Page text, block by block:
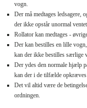
vogn.
Der må medtages ledsagere,
der ikke opstår unormal
Rollator kan medtages -
Der kan bestilles en lille
kan der ikke bestilles særlige
Der ydes den normale hjælp
kan der i de tilfælde
Det vil altid være de
ordningen.